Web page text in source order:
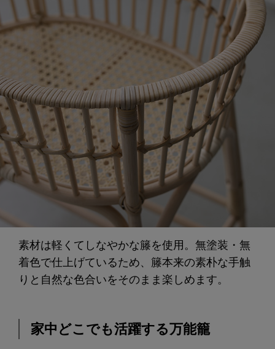
素材は軽くてしなやかな籐を使用。無塗装・無
着色で仕上げているため、籐本来の素朴な手触
りと自然な色合いをそのまま楽しめます。
家中どこでも活躍する万能籠